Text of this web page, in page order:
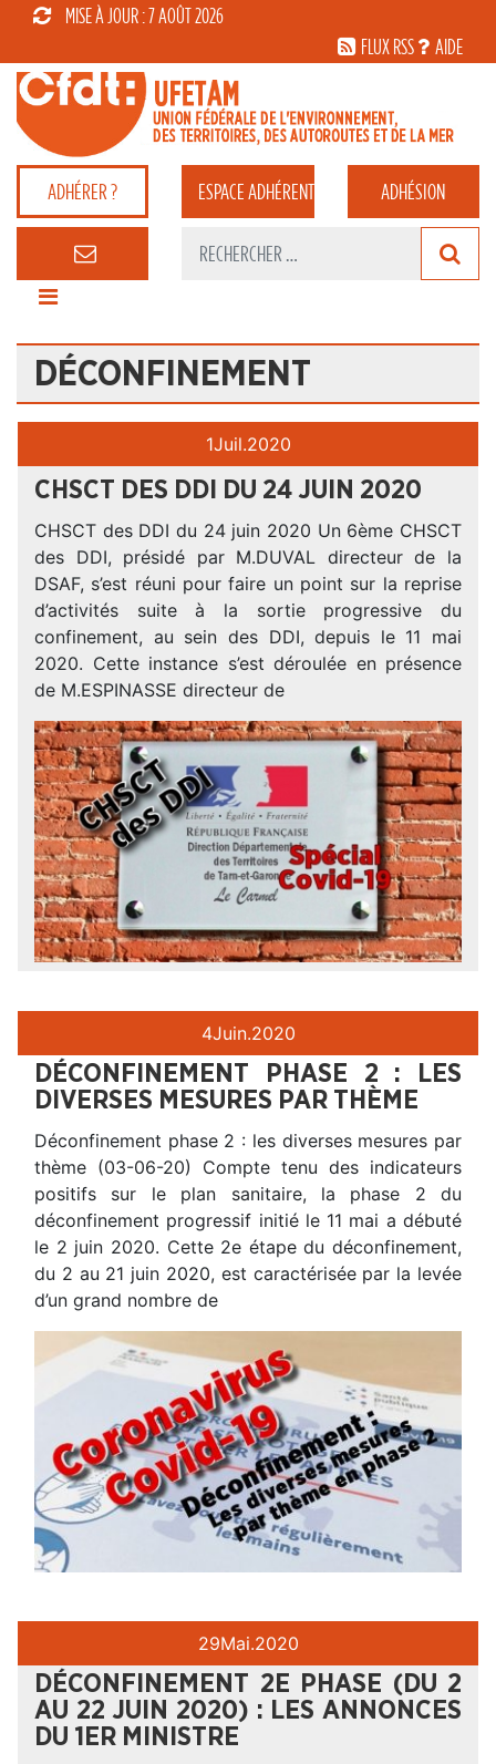
MISE À JOUR : 7 AOÛT 2026
FLUX RSS
AIDE
ADHÉRER ? ESPACEADHÉRENT ADHÉSION
DÉCONFINEMENT
1Juil.2020
CHSCT DES DDI DU 24 JUIN 2020
CHSCT des DDI du 24 juin 2020 Un 6ème CHSCT
des DDI, présidé par M.DUVAL directeur de la
DSAF, s’est réuni pour faire un point sur la reprise
d’activités suite à la sortie progressive du
confinement, au sein des DDI, depuis le 11 mai
2020. Cette instance s’est déroulée en présence
de M.ESPINASSE directeur de
4Juin.2020
DÉCONFINEMENT PHASE 2 : LES
DIVERSES MESURES PAR THÈME
Déconfinement phase 2 : les diverses mesures par
thème (03-06-20) Compte tenu des indicateurs
positifs sur le plan sanitaire, la phase 2 du
déconfinement progressif initié le 11 mai a débuté
le 2 juin 2020. Cette 2e étape du déconfinement,
du 2 au 21 juin 2020, est caractérisée par la levée
d’un grand nombre de
29Mai.2020
DÉCONFINEMENT 2E PHASE (DU 2
AU 22 JUIN 2020) : LES ANNONCES
DU 1ER MINISTRE